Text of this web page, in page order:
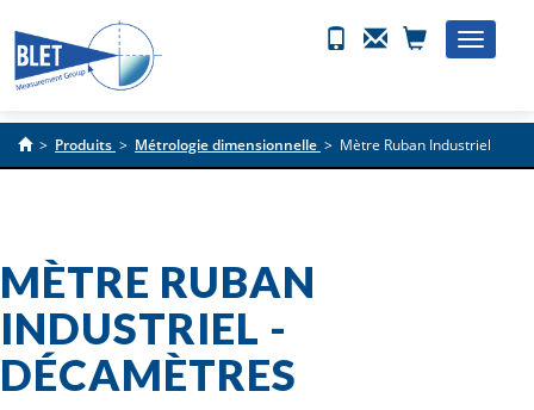
Toggle
> Produits > Métrologie dimensionnelle > Mètre Ruban Industriel
MÈTRE RUBAN
INDUSTRIEL -
DÉCAMÈTRES